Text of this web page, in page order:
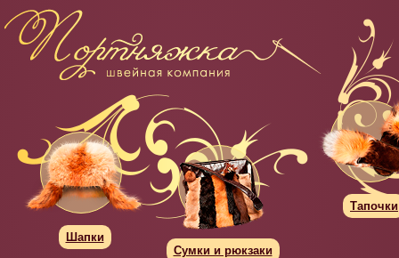
Шапки
Сумки и рюкзаки
Тапочки